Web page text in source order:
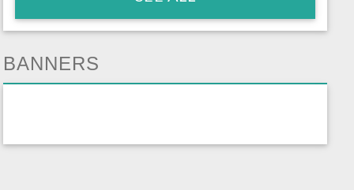
BANNERS